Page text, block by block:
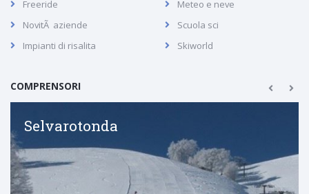
Freeride
NovitÃ aziende
Impianti di risalita
Meteo e neve
Scuola sci
Skiworld
COMPRENSORI
Selvarotonda